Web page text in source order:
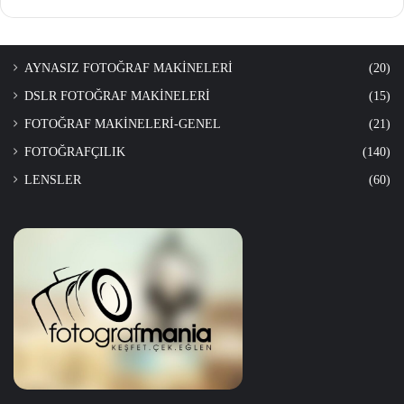
AYNASIZ FOTOĞRAF MAKİNELERİ (20)
DSLR FOTOĞRAF MAKİNELERİ (15)
FOTOĞRAF MAKİNELERİ-GENEL (21)
FOTOĞRAFÇILIK (140)
LENSLER (60)